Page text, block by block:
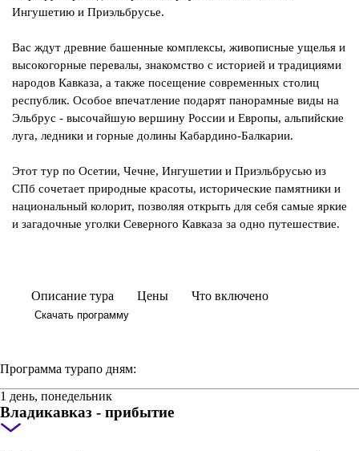
Ингушетию и Приэльбрусье.
Вас ждут древние башенные комплексы, живописные ущелья и
высокогорные перевалы, знакомство с историей и традициями
народов Кавказа, а также посещение современных столиц
республик. Особое впечатление подарят панорамные виды на
Эльбрус - высочайшую вершину России и Европы, альпийские
луга, ледники и горные долины Кабардино-Балкарии.
Этот тур по Осетии, Чечне, Ингушетии и Приэльбрусью из
СПб сочетает природные красоты, исторические памятники и
национальный колорит, позволяя открыть для себя самые яркие
и загадочные уголки Северного Кавказа за одно путешествие.
Описание тура Цены Что включено
Скачать программу
Программа турапо дням:
1 день, понедельник
Владикавказ - прибытие